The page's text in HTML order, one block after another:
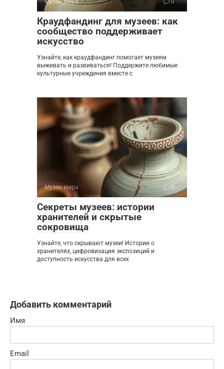
Краудфандинг для музеев: как
сообщество поддерживает
искусство
Узнайте, как краудфандинг помогает музеям
выживать и развиваться! Поддержите любимые
культурные учреждения вместе с
Музеи мира 0
Секреты музеев: истории
хранителей и скрытые
сокровища
Узнайте, что скрывают музеи! Истории о
хранителях, цифровизация экспозиций и
доступность искусства для всех
Добавить комментарий
Имя
Email